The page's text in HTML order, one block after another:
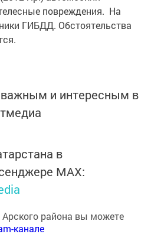
повреждения. На
ГИБДД. Обстоятельства
и интересным в
в
MАХ:
района вы можете
канале